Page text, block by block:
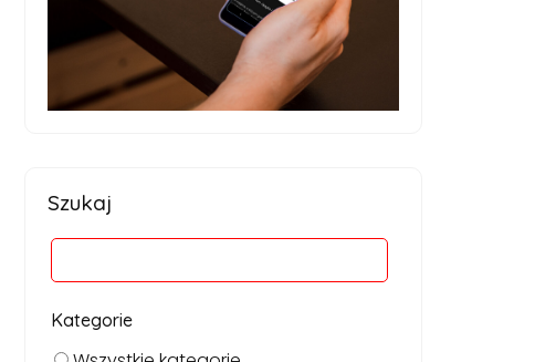
Szukaj
Kategorie